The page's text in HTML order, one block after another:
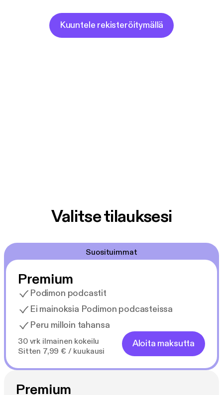
Kuuntele rekisteröitymällä
Valitse tilauksesi
Suosituimmat
Premium
Podimon podcastit
Ei mainoksia Podimon podcasteissa
Peru milloin tahansa
30 vrk ilmainen kokeilu
Sitten 7,99 € / kuukausi
Aloita maksutta
Premium